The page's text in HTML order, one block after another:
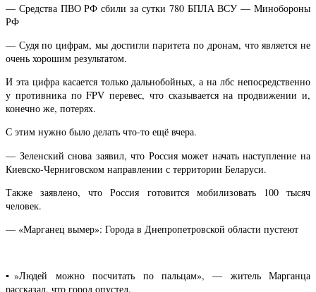
— Средства ПВО РФ сбили за сутки 780 БПЛА ВСУ — Минобороны
РФ
— Судя по цифрам, мы достигли паритета по дронам, что является не
очень хорошим результатом.
И эта цифра касается только дальнобойных, а на лбс непосредственно
у противника по FPV перевес, что сказывается на продвижении и,
конечно же, потерях.
С этим нужно было делать что-то ещё вчера.
— Зеленский снова заявил, что Россия может начать наступление на
Киевско-Черниговском направлении с территории Беларуси.
Также заявлено, что Россия готовится мобилизовать 100 тысяч
человек.
— «Марганец вымер»: Города в Днепропетровской области пустеют
▪️»Людей можно посчитать по пальцам», — житель Марганца
рассказал, что город опустел.